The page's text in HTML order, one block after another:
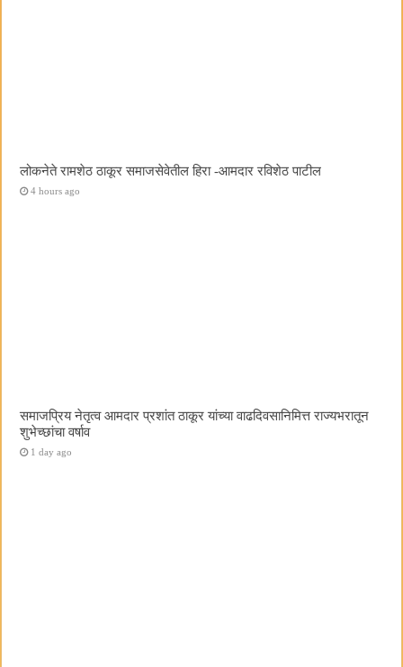
लोकनेते रामशेठ ठाकूर समाजसेवेतील हिरा -आमदार रविशेठ पाटील
4 hours ago
समाजप्रिय नेतृत्व आमदार प्रशांत ठाकूर यांच्या वाढदिवसानिमित्त राज्यभरातून
शुभेच्छांचा वर्षाव
1 day ago